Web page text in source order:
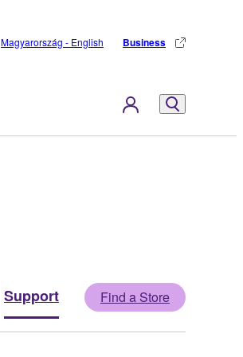
Magyarország - English Business
Support Find a Store